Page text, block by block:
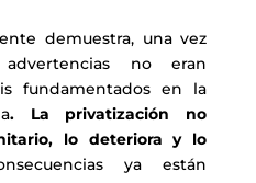
demuestra, una vez
no eran
fundamentados en la
. La privatización no
lo deteriora y lo
ya están